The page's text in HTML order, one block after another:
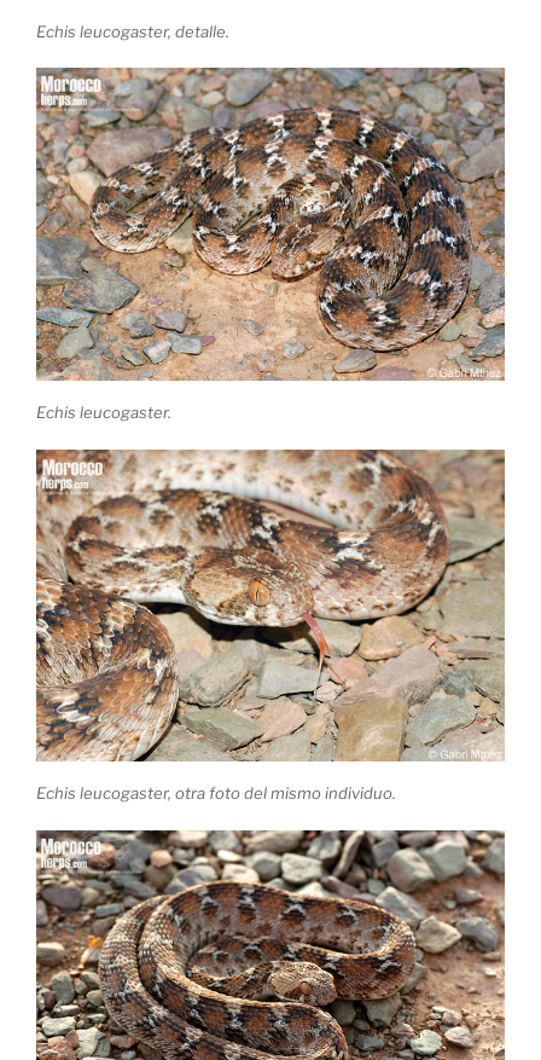
Echis leucogaster, detalle.
Echis leucogaster.
Echis leucogaster, otra foto del mismo individuo.